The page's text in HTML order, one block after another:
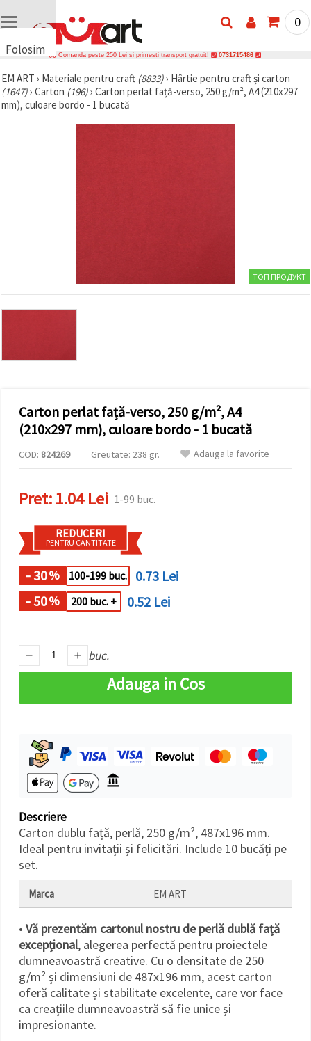
Folosim
uri
🍪 Folosim
cookie-uri
afișa
analiză și
marketing.
Puteți fi de
acord să
utilizați
toate
urile făcând
clic pe
toate!" Sau
să vă
indicați
selectând
un tip de
cookie -uri
toate!
0
Comanda peste 250 Lei si primesti transport gratuit! 0731715486
EM ART › Materiale pentru craft (8833)› Hârtie pentru craft și carton
(1647)› Carton (196)› Carton perlat față-verso, 250 g/m², A4 (210x297
mm), culoare bordo - 1 bucată
ТОП ПРОДУКТ
Carton perlat față-verso, 250 g/m², A4
(210x297 mm), culoare bordo - 1 bucată
COD: 824269 Greutate: 238 gr. Adauga la favorite
Pret:1.04 Lei 1-99 buc.
REDUCERI
PENTRU CANTITATE
- 30% 100-199 buc.
0.73 Lei
- 50% 200 buc. + 0.52 Lei
buc.
Adauga in Cos
Descriere
Carton dublu față, perlă, 250 g/m², 487x196 mm.
Ideal pentru invitații și felicitări. Include 10 bucăți pe
set.
Marca EM ART
• Vă prezentăm cartonul nostru de perlă dublă față
excepțional, alegerea perfectă pentru proiectele
dumneavoastră creative. Cu o densitate de 250
g/m² și dimensiuni de 487x196 mm, acest carton
oferă calitate și stabilitate excelente, care vor face
ca creațiile dumneavoastră să fie unice și
impresionante.